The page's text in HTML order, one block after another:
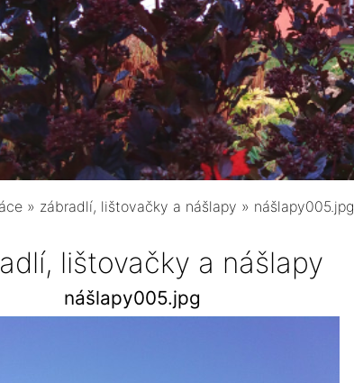
» zábradlí, lištovačky a nášlapy » nášlapy005.jpg
lištovačky a nášlapy
nášlapy005.jpg